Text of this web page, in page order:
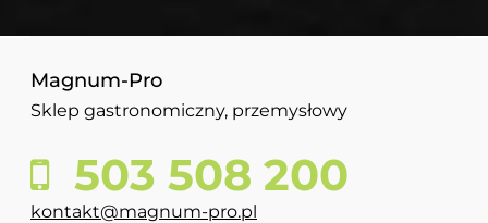
Magnum-Pro
Sklep gastronomiczny, przemysłowy
503 508 200
kontakt@magnum-pro.pl